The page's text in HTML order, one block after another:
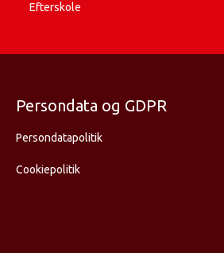
Efterskole
Persondata og GDPR
Persondatapolitik
Cookiepolitik